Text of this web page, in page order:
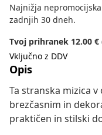
Najnižja
zadnjih 30 dneh.
Tvoj prihranek 12.00 €
Vključno z DDV
Opis
Ta stranska mizica v
brezčasnim in
praktičen in stilski